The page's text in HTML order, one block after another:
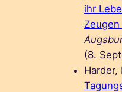
ihr
Zeugen
(8.
Harder,